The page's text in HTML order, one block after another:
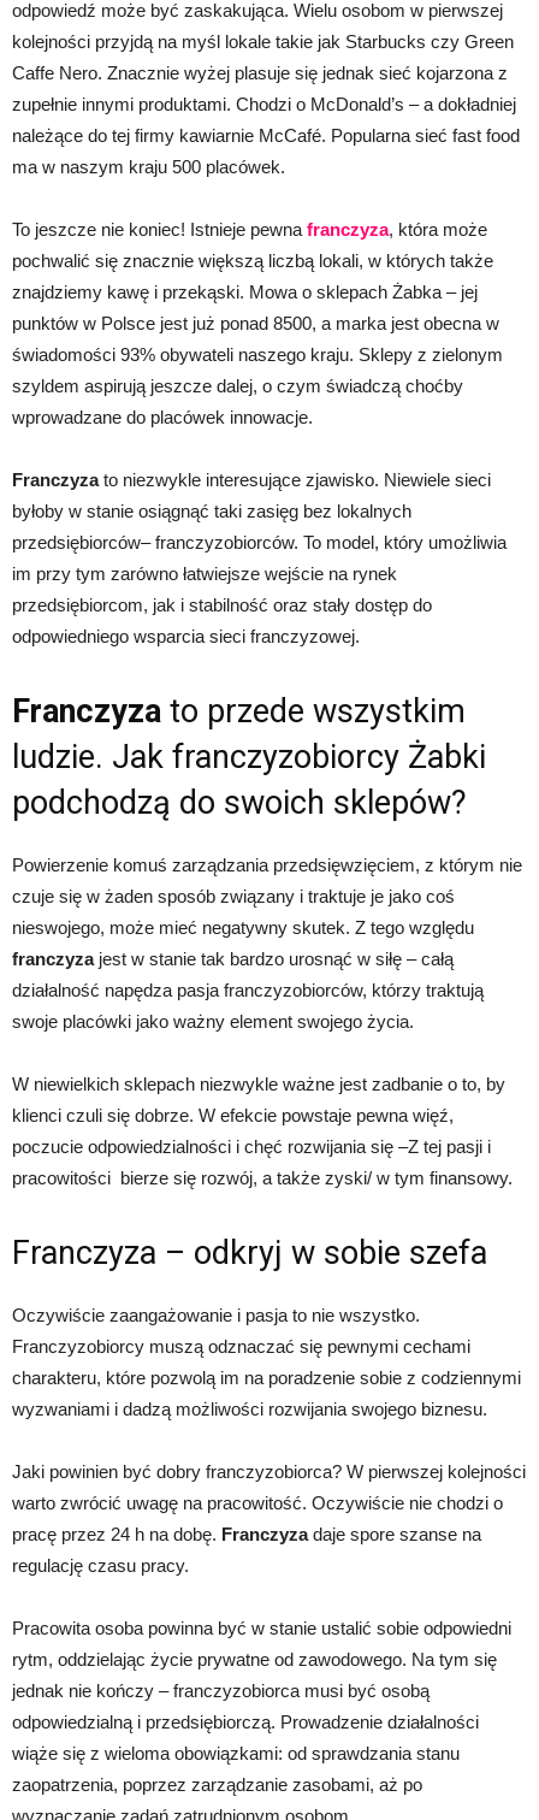
odpowiedź może być zaskakująca. Wielu osobom w pierwszej
kolejności przyjdą na myśl lokale takie jak Starbucks czy Green
Caffe Nero. Znacznie wyżej plasuje się jednak sieć kojarzona z
zupełnie innymi produktami. Chodzi o McDonald’s – a dokładniej
należące do tej firmy kawiarnie McCafé. Popularna sieć fast food
ma w naszym kraju 500 placówek.
To jeszcze nie koniec! Istnieje pewna franczyza, która może
pochwalić się znacznie większą liczbą lokali, w których także
znajdziemy kawę i przekąski. Mowa o sklepach Żabka – jej
punktów w Polsce jest już ponad 8500, a marka jest obecna w
świadomości 93% obywateli naszego kraju. Sklepy z zielonym
szyldem aspirują jeszcze dalej, o czym świadczą choćby
wprowadzane do placówek innowacje.
Franczyzato niezwykle interesujące zjawisko. Niewiele sieci
byłoby w stanie osiągnąć taki zasięg bez lokalnych
przedsiębiorców– franczyzobiorców. To model, który umożliwia
im przy tym zarówno łatwiejsze wejście na rynek
przedsiębiorcom, jak i stabilność oraz stały dostęp do
odpowiedniego wsparcia sieci franczyzowej.
Franczyza to przede wszystkim
ludzie. Jak franczyzobiorcy Żabki
podchodzą do swoich sklepów?
Powierzenie komuś zarządzania przedsięwzięciem, z którym nie
czuje się w żaden sposób związany i traktuje je jako coś
nieswojego, może mieć negatywny skutek. Z tego względu
franczyza jest w stanie tak bardzo urosnąć w siłę – całą
działalność napędza pasja franczyzobiorców, którzy traktują
swoje placówki jako ważny element swojego życia.
W niewielkich sklepach niezwykle ważne jest zadbanie o to, by
klienci czuli się dobrze. W efekcie powstaje pewna więź,
poczucie odpowiedzialności i chęć rozwijania się –Z tej pasji i
pracowitości bierze się rozwój, a także zyski/ w tym finansowy.
Franczyza – odkryj w sobie szefa
Oczywiście zaangażowanie i pasja to nie wszystko.
Franczyzobiorcy muszą odznaczać się pewnymi cechami
charakteru, które pozwolą im na poradzenie sobie z codziennymi
wyzwaniami i dadzą możliwości rozwijania swojego biznesu.
Jaki powinien być dobry franczyzobiorca? W pierwszej kolejności
warto zwrócić uwagę na pracowitość. Oczywiście nie chodzi o
pracę przez 24 h na dobę. Franczyzadaje spore szanse na
regulację czasu pracy.
Pracowita osoba powinna być w stanie ustalić sobie odpowiedni
rytm, oddzielając życie prywatne od zawodowego. Na tym się
jednak nie kończy – franczyzobiorca musi być osobą
odpowiedzialną i przedsiębiorczą. Prowadzenie działalności
wiąże się z wieloma obowiązkami: od sprawdzania stanu
zaopatrzenia, poprzez zarządzanie zasobami, aż po
wyznaczanie zadań zatrudnionym osobom.